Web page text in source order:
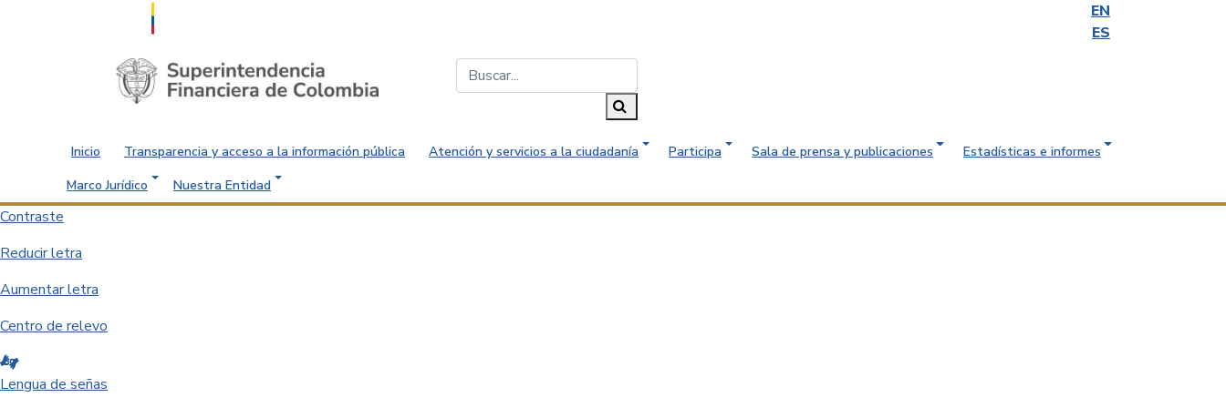
EN
ES
Saltar al contenido principal
Inicio Transparencia y acceso a la información pública Atención y servicios a la ciudadanía Participa Sala de prensa y publicaciones
Estadísticas e informes
Marco Jurídico
Nuestra Entidad
Contraste
Reducir letra
Aumentar letra
Centro de relevo
Lengua de señas